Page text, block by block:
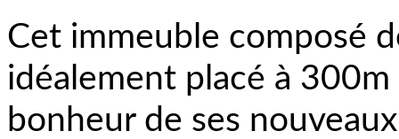
Cet immeuble composé
idéalement placé à
bonheur de ses